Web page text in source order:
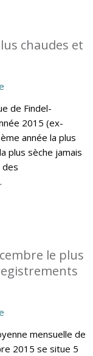
chaudes et
de Findel-
2015 (ex-
année la plus
plus sèche jamais
le plus
mensuelle de
2015 se situe 5